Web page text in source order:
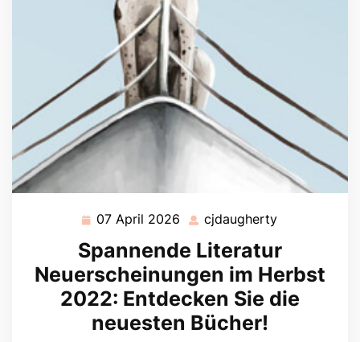
07 April 2026 07
April
2026
cjdaugherty
Spannende Literatur
Neuerscheinungen im Herbst
2022: Entdecken Sie die
neuesten Bücher!